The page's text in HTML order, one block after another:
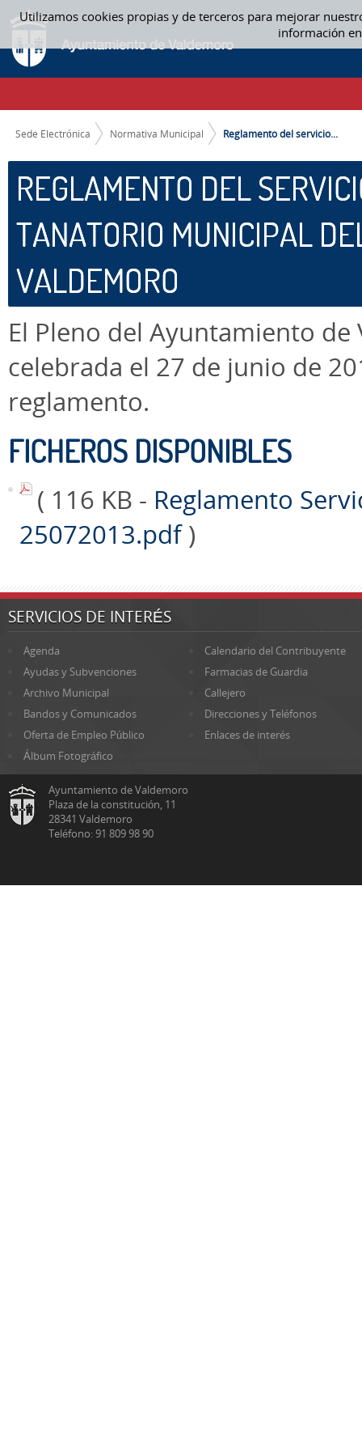
Utilizamos cookies propias y de terceros para mejorar
información
Saltar al contenido
REGLAMENTO DEL SERVICIO PÚBLICO DEL CEMENTERIO Y
CAMINO DE MIGAS
Sede Electrónica Normativa Municipal Reglamento del servicio...
REGLAMENTO DEL
TANATORIO MUNICIPAL
VALDEMORO
El Pleno del Ayuntamiento
celebrada el 27 de junio de
reglamento.
FICHEROS DISPONIBLES
( 116 KB - Reglamento
25072013.pdf)
SERVICIOS DE INTERÉS
Agenda
Calendario del Contribuyente
Ayudas y Subvenciones
Farmacias de Guardia
Archivo Municipal
Callejero
Bandos y Comunicados
Direcciones y Teléfonos
Oferta de Empleo Público
Enlaces de interés
Álbum Fotográfico
Ayuntamiento de Valdemoro
Plaza de la constitución, 11
28341 Valdemoro
Teléfono: 91 809 98 90